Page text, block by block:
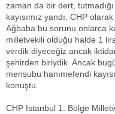
zaman da bir dert,
kayısımız yandı. CHP
Ağbaba bu sorunu onlarca
milletvekili olduğu halde 1
verdik diyeceğiz ancak
şehirden biriydik. Ancak
mensubu hanımefendi
konuştu.
CHP İstanbul 1. Bölge